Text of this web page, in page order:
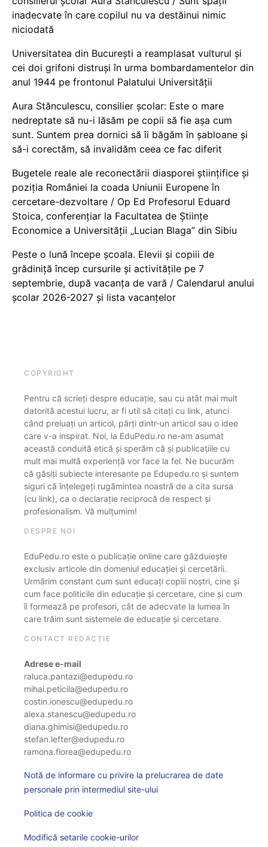
inadecvate în care copilul nu va destăinui nimic
niciodată
Universitatea din București a reamplasat vulturul și
cei doi grifoni distruși în urma bombardamentelor din
anul 1944 pe frontonul Palatului Universității
Aura Stănculescu, consilier școlar: Este o mare
nedreptate să nu-i lăsăm pe copii să fie așa cum
sunt. Suntem prea dornici să îi băgăm în șabloane și
să-i corectăm, să invalidăm ceea ce fac diferit
Bugetele reale ale reconectării diasporei științifice și
poziția României la coada Uniunii Europene în
cercetare-dezvoltare / Op Ed Profesorul Eduard
Stoica, conferențiar la Facultatea de Științe
Economice a Universității „Lucian Blaga” din Sibiu
Peste o lună începe școala. Elevii și copiii de
grădiniță încep cursurile și activitățile pe 7
septembrie, după vacanța de vară / Calendarul anului
școlar 2026-2027 și lista vacanțelor
COPYRIGHT
Pentru că scrieți despre educație, sau cu atât mai mult
datorită acestui lucru, ar fi util să citați cu link, atunci
când preluați un articol, părți dintr-un articol sau o idee
care v-a inspirat. Noi, la EduPedu.ro ne-am asumat
această conduită etică și sperăm că și publicațiile cu
mult mai multă experiență vor face la fel. Ne bucurăm
că găsiți subiecte interesante pe Edupedu.ro și suntem
siguri că înțelegeți rugămintea noastră de a cita sursa
(cu link), ca o declarație reciprocă de respect și
profesionalism. Vă mulțumim!
DESPRE NOI
EduPedu.ro este o publicație online care găzduiește
exclusiv articole din domeniul educației și cercetării.
Urmărim constant cum sunt educați copiii noștri, cine și
cum face politicile din educație și cercetare, cine și cum
îi formează pe profesori, cât de adecvate la lumea în
care trăim sunt sistemele de educație și cercetare.
CONTACT REDACȚIE
Adrese e-mail
raluca.pantazi@edupedu.ro
mihai.peticila@edupedu.ro
costin.ionescu@edupedu.ro
alexa.stanescu@edupedu.ro
diana.ghimisi@edupedu.ro
stefan.lefter@edupedu.ro
ramona.florea@edupedu.ro
Notă de informare cu privire la prelucrarea de date
personale prin intermediul site-ului
Politica de cookie
Modifică setarile cookie-urilor